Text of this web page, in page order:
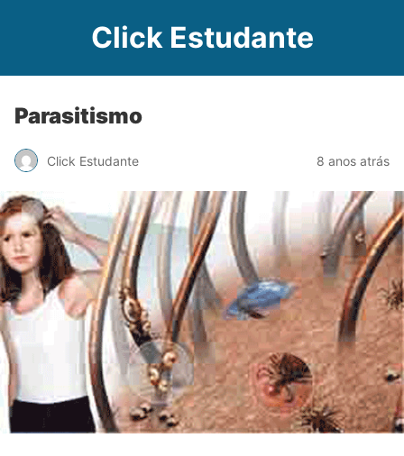
Click Estudante
Parasitismo
Click Estudante 8 anos atrás